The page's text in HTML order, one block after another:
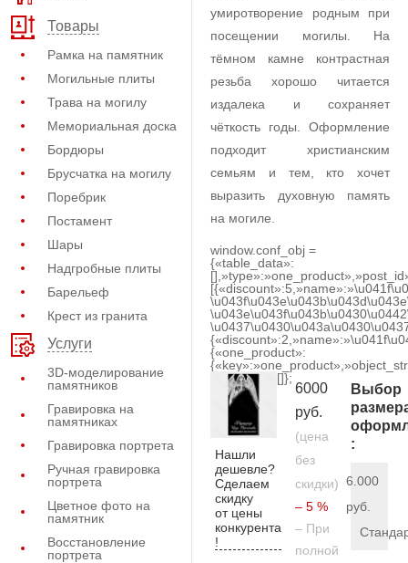
Товары
Рамка на памятник
Могильные плиты
Трава на могилу
Мемориальная доска
Бордюры
Брусчатка на могилу
Поребрик
Постамент
Шары
Надгробные плиты
Барельеф
Крест из гранита
Услуги
3D-моделирование
памятников
Гравировка на
памятниках
Гравировка портрета
Ручная гравировка
портрета
Цветное фото на
памятник
Восстановление
портрета
умиротворение родным при
посещении могилы. На
тёмном камне контрастная
резьба хорошо читается
издалека и сохраняет
чёткость годы. Оформление
подходит христианским
семьям и тем, кто хочет
выразить духовную память
на могиле.
window.conf_obj =
{«table_data»:
{«one_product»:
[]};
Нашли
дешевле?
Сделаем
скидку
от цены
конкурента
!
6000
руб.
(цена
без
скидки)
– 5 %
– При
полной
Выбор
:
6.000
руб.